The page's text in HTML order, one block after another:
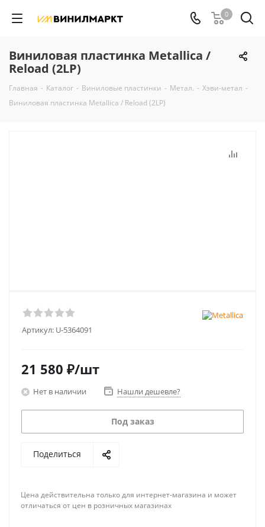
0
Виниловая пластинка Metallica /
Reload (2LP)
Главная - Каталог - Виниловые пластинки - Метал. - Хэви-метал -
Виниловая пластинка Metallica / Reload (2LP)
Артикул: U-5364091
21 580 ₽/шт
Нет в наличии Нашли дешевле?
Под заказ
Поделиться
Цена действительна только для интернет-магазина и может
отличаться от цен в розничных магазинах